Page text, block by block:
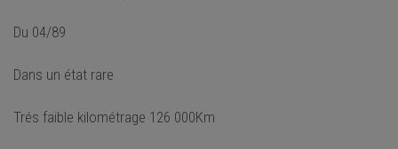
Du 04/89
Dans un état rare
Trés faible kilométrage 126 000Km